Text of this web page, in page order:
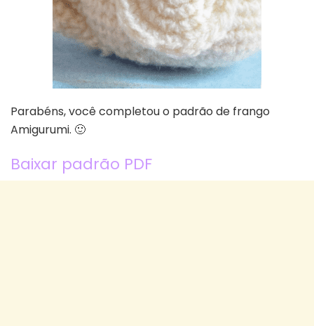
Parabéns, você completou o padrão de frango
Amigurumi. 🙂
Baixar padrão PDF